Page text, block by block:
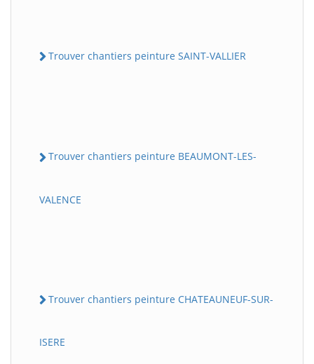
Trouver chantiers peinture SAINT-VALLIER
Trouver chantiers peinture BEAUMONT-LES-
VALENCE
Trouver chantiers peinture CHATEAUNEUF-SUR-
ISERE